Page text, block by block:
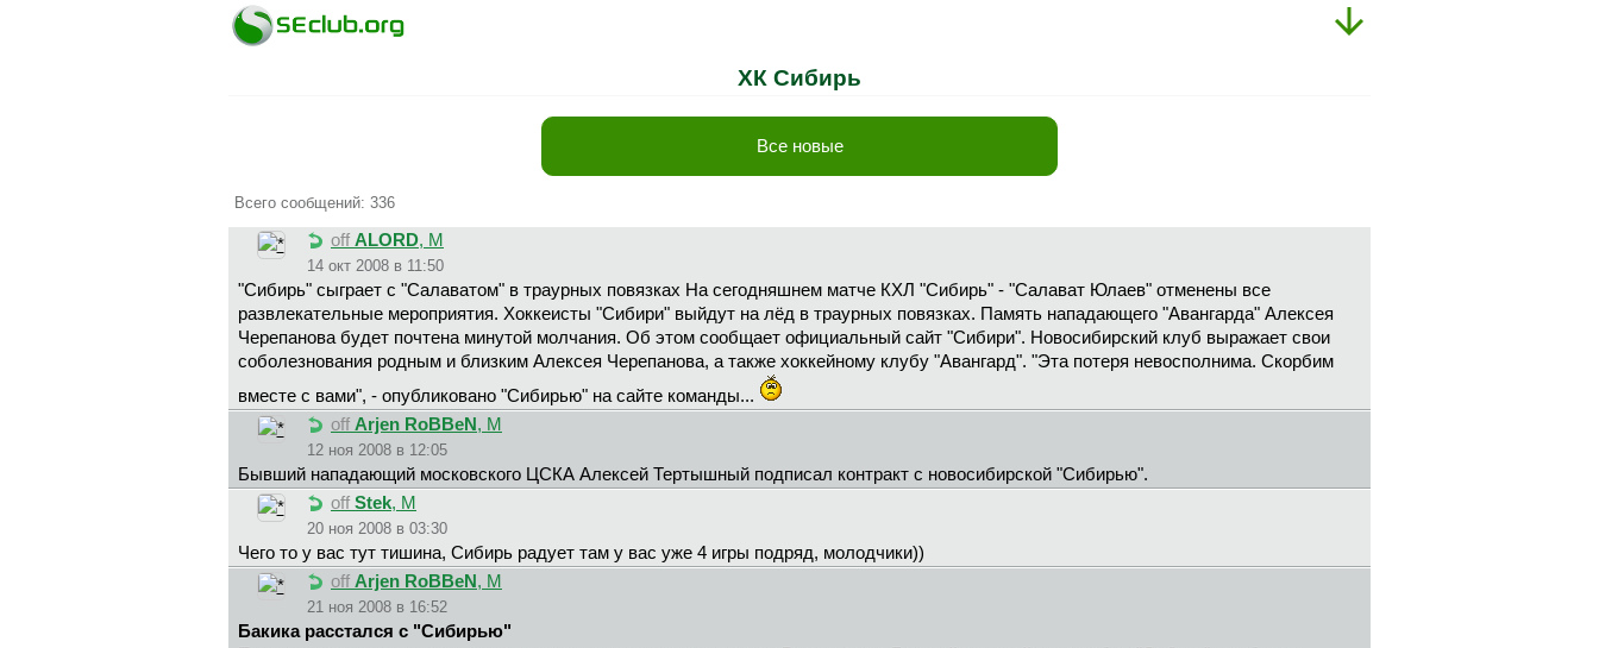
ХК Сибирь
Все новые
Всего сообщений: 336
off ALORD, М
14 окт 2008 в 11:50
"Сибирь" сыграет с "Салаватом" в траурных повязках На сегодняшнем матче КХЛ "Сибирь" - "Салават Юлаев" отменены все
развлекательные мероприятия. Хоккеисты "Сибири" выйдут на лёд в траурных повязках. Память нападающего "Авангарда" Алексея
Черепанова будет почтена минутой молчания. Об этом сообщает официальный сайт "Сибири". Новосибирский клуб выражает свои
соболезнования родным и близким Алексея Черепанова, а также хоккейному клубу "Авангард". "Эта потеря невосполнима. Скорбим
вместе с вами", - опубликовано "Сибирью" на сайте команды...
off Arjen RoBBeN , М
12 ноя 2008 в 12:05
Бывший нападающий московского ЦСКА Алексей Тертышный подписал контракт с новосибирской "Сибирью".
off Stek, М
20 ноя 2008 в 03:30
Чего то у вас тут тишина, Сибирь радует там у вас уже 4 игры подряд, молодчики))
off Arjen RoBBeN , М
21 ноя 2008 в 16:52
Бакика расстался с "Сибирью"